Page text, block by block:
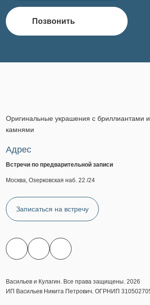
Позвонить
Оригинальные украшения с бриллиантами
камнями
Адрес
Встречи по предварительной записи
Москва, Озерковская наб. 22 /24
Записаться на встречу
Васильев и Кулагин. Все права защищены. 2026
ИП Васильев Никита Петрович. ОГРНИП